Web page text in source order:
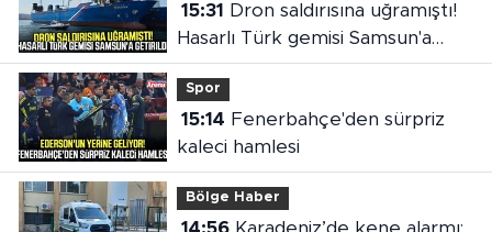
15:31
Hasarlı Türk gemisi Samsun'a
getirildi
Spor
15:14
kaleci hamlesi
Bölge Haber